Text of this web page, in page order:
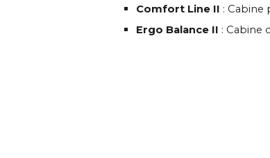
Comfort Line II : Cabine
Ergo Balance II : Cabine